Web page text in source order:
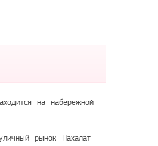
на набережной
рынок Нахалат-